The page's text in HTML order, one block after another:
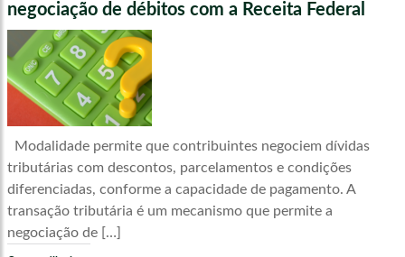
negociação de débitos com a Receita Federal
Modalidade permite que contribuintes negociem dívidas
tributárias com descontos, parcelamentos e condições
diferenciadas, conforme a capacidade de pagamento. A
transação tributária é um mecanismo que permite a
negociação de […]